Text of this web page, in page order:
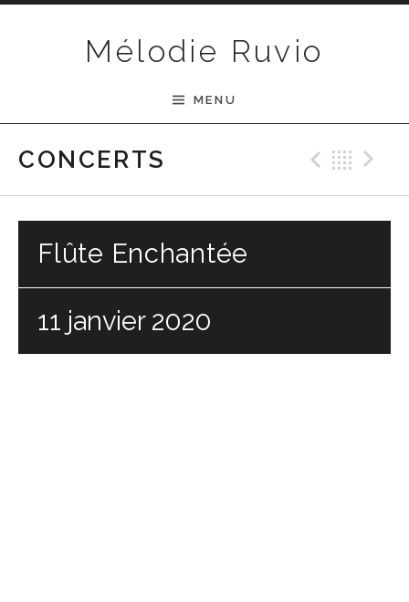
Mélodie Ruvio
MENU
CONCERTS
Flûte Enchantée
11 janvier 2020